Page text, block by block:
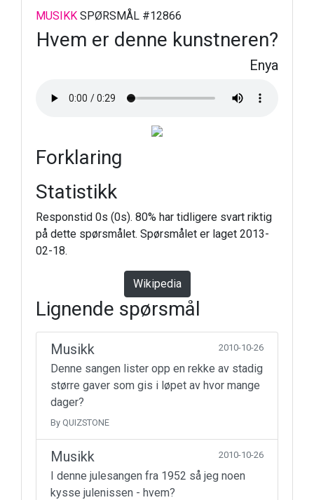
MUSIKK SPØRSMÅL #12866
Hvem er denne kunstneren?
Enya
Forklaring
Statistikk
Responstid 0s (0s). 80% har tidligere svart riktig
på dette spørsmålet. Spørsmålet er laget 2013-
02-18.
Wikipedia
Lignende spørsmål
Musikk 2010-10-26
Denne sangen lister opp en rekke av stadig
større gaver som gis i løpet av hvor mange
dager?
By QUIZSTONE
Musikk 2010-10-26
I denne julesangen fra 1952 så jeg noen
kysse julenissen - hvem?